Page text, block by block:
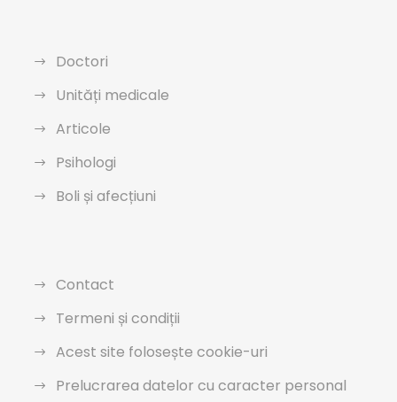
Doctori
Unități medicale
Articole
Psihologi
Boli și afecțiuni
Contact
Termeni și condiții
Acest site folosește cookie-uri
Prelucrarea datelor cu caracter personal